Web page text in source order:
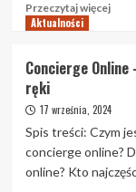
Przeczytaj więcej
Jak
i
Aktualności
Concierge Online
ręki
17 września, 2024
Spis treści: Czym
concierge online?
online? Kto